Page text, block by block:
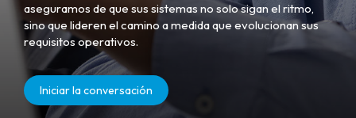
aseguramos de que sus sistemas no solo sigan el ritmo,
sino que lideren el camino a medida que evolucionan sus
requisitos operativos.
Iniciar la conversación